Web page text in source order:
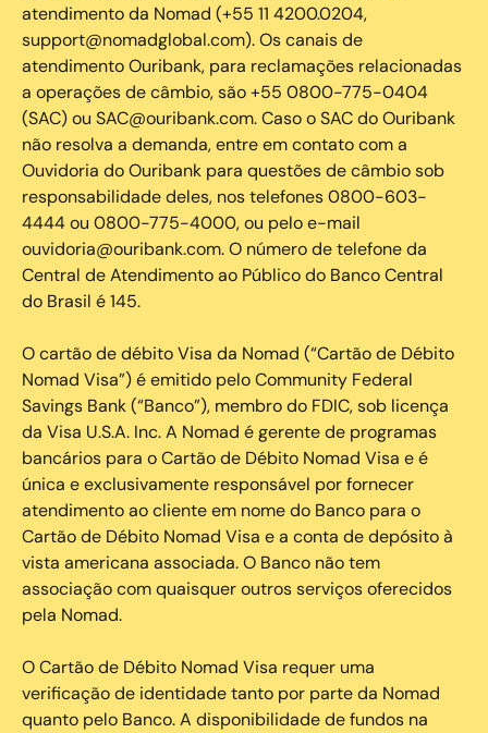
atendimento da Nomad (+55 11 4200.0204,
support@nomadglobal.com). Os canais de
atendimento Ouribank, para reclamações relacionadas
a operações de câmbio, são +55 0800-775-0404
(SAC) ou SAC@ouribank.com. Caso o SAC do Ouribank
não resolva a demanda, entre em contato com a
Ouvidoria do Ouribank para questões de câmbio sob
responsabilidade deles, nos telefones 0800-603-
4444 ou 0800-775-4000, ou pelo e-mail
ouvidoria@ouribank.com. O número de telefone da
Central de Atendimento ao Público do Banco Central
do Brasil é 145.
O cartão de débito Visa da Nomad (“Cartão de Débito
Nomad Visa”) é emitido pelo Community Federal
Savings Bank (“Banco”), membro do FDIC, sob licença
da Visa U.S.A. Inc. A Nomad é gerente de programas
bancários para o Cartão de Débito Nomad Visa e é
única e exclusivamente responsável por fornecer
atendimento ao cliente em nome do Banco para o
Cartão de Débito Nomad Visa e a conta de depósito à
vista americana associada. O Banco não tem
associação com quaisquer outros serviços oferecidos
pela Nomad.
O Cartão de Débito Nomad Visa requer uma
verificação de identidade tanto por parte da Nomad
quanto pelo Banco. A disponibilidade de fundos na